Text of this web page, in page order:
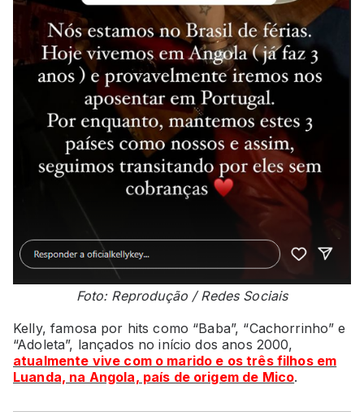
Foto: Reprodução / Redes Sociais
Kelly, famosa por hits como “Baba”, “Cachorrinho” e
“Adoleta”, lançados no início dos anos 2000,
atualmente vive com o marido e os três filhos em
Luanda, na Angola, país de origem de Mico.